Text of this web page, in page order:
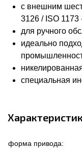
с внешним
3126 / ISO 1173
для ручного
идеально
специальная
форма привода: